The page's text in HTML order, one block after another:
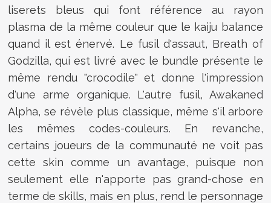
liserets bleus qui font référence au rayon
plasma de la même couleur que le kaiju balance
quand il est énervé. Le fusil d'assaut, Breath of
Godzilla, qui est livré avec le bundle présente le
même rendu "crocodile" et donne l'impression
d'une arme organique. L'autre fusil, Awakaned
Alpha, se révèle plus classique, même s'il arbore
les mêmes codes-couleurs. En revanche,
certains joueurs de la communauté ne voit pas
cette skin comme un avantage, puisque non
seulement elle n'apporte pas grand-chose en
terme de skills, mais en plus, rend le personnage